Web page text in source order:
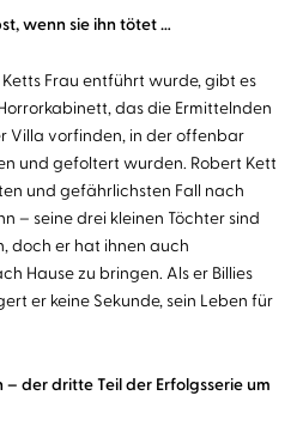
wenn sie ihn tötet …
Frau entführt wurde, gibt es
das die Ermittelnden
Villa vorfinden, in der offenbar
und gefoltert wurden. Robert Kett
und gefährlichsten Fall nach
– seine drei kleinen Töchter sind
doch er hat ihnen auch
Hause zu bringen. Als er Billies
er keine Sekunde, sein Leben für
der dritte Teil der Erfolgsserie um